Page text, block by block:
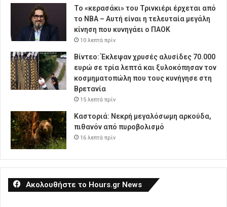
Το «κερασάκι» του Τρινκιέρι έρχεται από
το NBA – Αυτή είναι η τελευταία μεγάλη
κίνηση που κυνηγάει ο ΠΑΟΚ
10 λεπτά πρίν
Βίντεο: Έκλεψαν χρυσές αλυσίδες 70.000
ευρώ σε τρία λεπτά και ξυλοκόπησαν τον
κοσμηματοπώλη που τους κυνήγησε στη
Βρετανία
15 λεπτά πρίν
Καστοριά: Νεκρή μεγαλόσωμη αρκούδα,
πιθανόν από πυροβολισμό
16 λεπτά πρίν
Ακολουθήστε το Hours.gr News